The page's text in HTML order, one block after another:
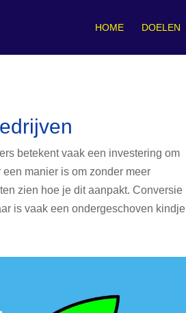
HOME DOELEN
betekent vaak een investering om
manier is om zonder meer
zien hoe je dit aanpakt. Conversie
is vaak een ondergeschoven kindje